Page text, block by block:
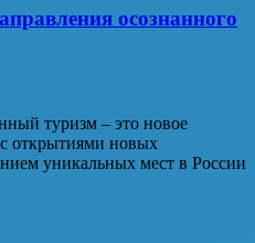
осознанного
туризм – это новое
с открытиями новых
уникальных мест в России